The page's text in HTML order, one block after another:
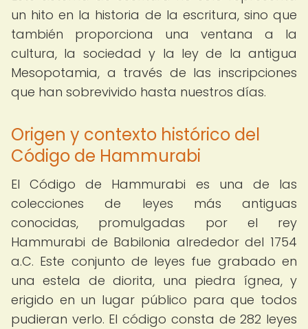
un hito en la historia de la escritura, sino que
también proporciona una ventana a la
cultura, la sociedad y la ley de la antigua
Mesopotamia, a través de las inscripciones
que han sobrevivido hasta nuestros días.
Origen y contexto histórico del
Código de Hammurabi
El Código de Hammurabi es una de las
colecciones de leyes más antiguas
conocidas, promulgadas por el rey
Hammurabi de Babilonia alrededor del 1754
a.C. Este conjunto de leyes fue grabado en
una estela de diorita, una piedra ígnea, y
erigido en un lugar público para que todos
pudieran verlo. El código consta de 282 leyes